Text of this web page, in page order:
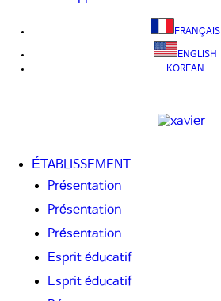
FRANÇAIS
ENGLISH
KOREAN
ÉTABLISSEMENT
Présentation
Présentation
Présentation
Esprit éducatif
Esprit éducatif